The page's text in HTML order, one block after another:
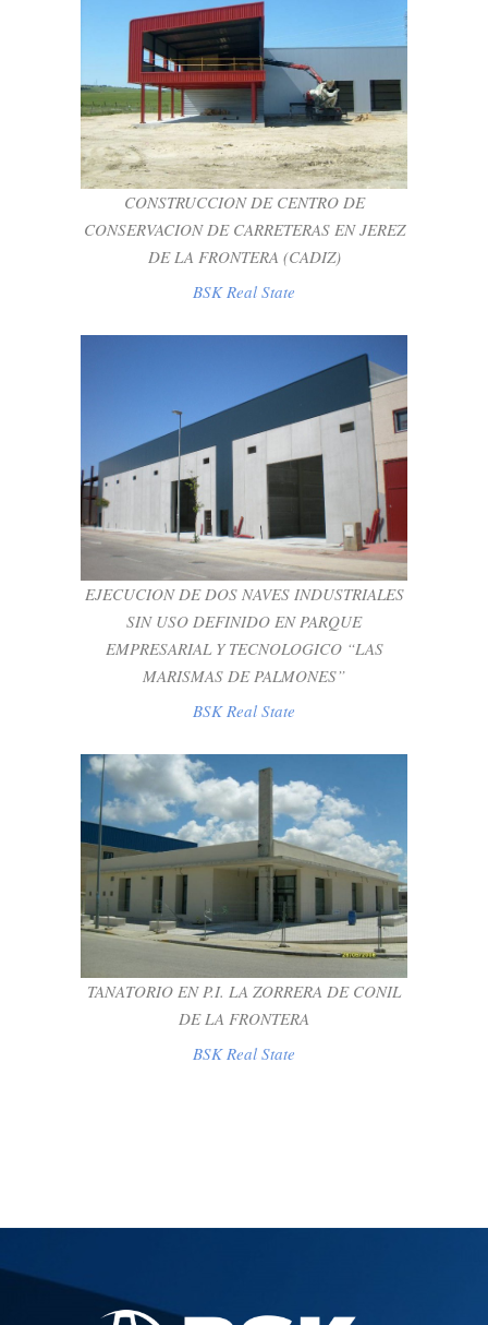
CONSTRUCCION DE CENTRO DE
CONSERVACION DE CARRETERAS EN
JEREZ DE LA FRONTERA (CADIZ)
BSK Real State
CONSTRUCCION DE CENTRO DE
CONSERVACION DE CARRETERAS EN JEREZ
DE LA FRONTERA (CADIZ)
BSK Real State
EJECUCION DE DOS NAVES
INDUSTRIALES SIN USO DEFINIDO EN
PARQUE EMPRESARIAL Y
TECNOLOGICO “LAS MARISMAS DE
PALMONES”
BSK Real State
EJECUCION DE DOS NAVES INDUSTRIALES
SIN USO DEFINIDO EN PARQUE
EMPRESARIAL Y TECNOLOGICO “LAS
MARISMAS DE PALMONES”
BSK Real State
TANATORIO EN P.I. LA ZORRERA DE
CONIL DE LA FRONTERA
BSK Real State
TANATORIO EN P.I. LA ZORRERA DE CONIL
DE LA FRONTERA
BSK Real State